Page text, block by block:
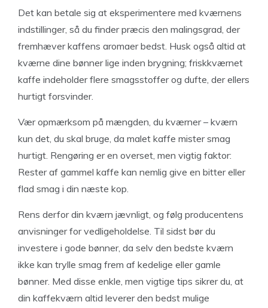
Det kan betale sig at eksperimentere med kværnens
indstillinger, så du finder præcis den malingsgrad, der
fremhæver kaffens aromaer bedst. Husk også altid at
kværne dine bønner lige inden brygning; friskkværnet
kaffe indeholder flere smagsstoffer og dufte, der ellers
hurtigt forsvinder.
Vær opmærksom på mængden, du kværner – kværn
kun det, du skal bruge, da malet kaffe mister smag
hurtigt. Rengøring er en overset, men vigtig faktor:
Rester af gammel kaffe kan nemlig give en bitter eller
flad smag i din næste kop.
Rens derfor din kværn jævnligt, og følg producentens
anvisninger for vedligeholdelse. Til sidst bør du
investere i gode bønner, da selv den bedste kværn
ikke kan trylle smag frem af kedelige eller gamle
bønner. Med disse enkle, men vigtige tips sikrer du, at
din kaffekværn altid leverer den bedst mulige